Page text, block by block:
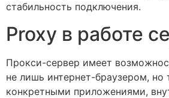
стабильность подключения.
Proxy в работе
Прокси-сервер имеет
не лишь интернет-браузером, но
конкретными приложениями,